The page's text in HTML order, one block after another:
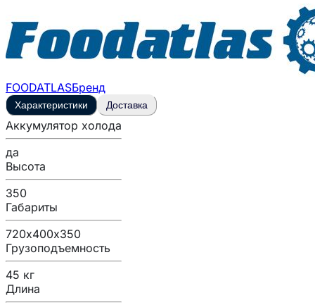
FOODATLASБренд
Характеристики Доставка
Аккумулятор холода
да
Высота
350
Габариты
720х400х350
Грузоподъемность
45 кг
Длина